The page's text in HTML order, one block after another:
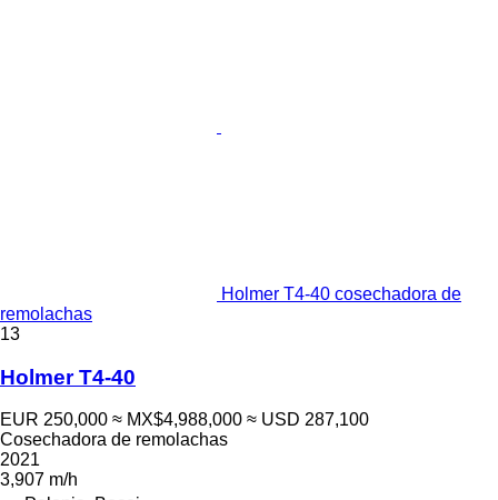
Holmer T4-40 cosechadora de
remolachas
13
Holmer T4-40
EUR 250,000 ≈ MX$4,988,000 ≈ USD 287,100
Cosechadora de remolachas
2021
3,907 m/h